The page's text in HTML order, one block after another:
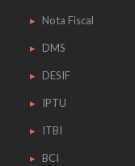
Nota Fiscal
DMS
DESIF
IPTU
ITBI
BCI